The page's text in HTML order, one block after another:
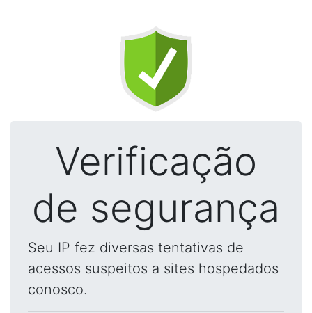
Verificação
de segurança
Seu IP fez diversas tentativas de
acessos suspeitos a sites hospedados
conosco.